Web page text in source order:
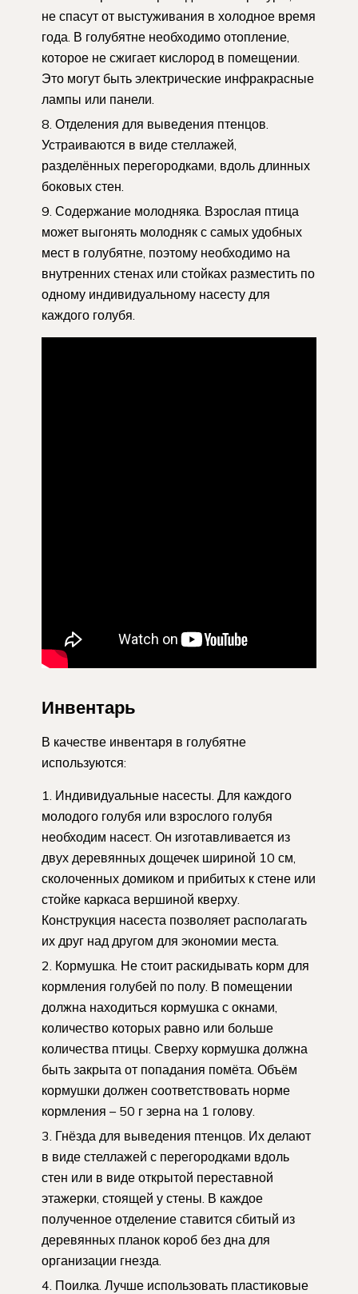
не спасут от выстуживания в холодное время
года. В голубятне необходимо отопление,
которое не сжигает кислород в помещении.
Это могут быть электрические инфракрасные
лампы или панели.
Отделения для выведения птенцов.
Устраиваются в виде стеллажей,
разделённых перегородками, вдоль длинных
боковых стен.
Содержание молодняка. Взрослая птица
может выгонять молодняк с самых удобных
мест в голубятне, поэтому необходимо на
внутренних стенах или стойках разместить по
одному индивидуальному насесту для
каждого голубя.
Инвентарь
В качестве инвентаря в голубятне
используются:
Индивидуальные насесты. Для каждого
молодого голубя или взрослого голубя
необходим насест. Он изготавливается из
двух деревянных дощечек шириной 10 см,
сколоченных домиком и прибитых к стене или
стойке каркаса вершиной кверху.
Конструкция насеста позволяет располагать
их друг над другом для экономии места.
Кормушка. Не стоит раскидывать корм для
кормления голубей по полу. В помещении
должна находиться кормушка с окнами,
количество которых равно или больше
количества птицы. Сверху кормушка должна
быть закрыта от попадания помёта. Объём
кормушки должен соответствовать норме
кормления – 50 г зерна на 1 голову.
Гнёзда для выведения птенцов. Их делают
в виде стеллажей с перегородками вдоль
стен или в виде открытой переставной
этажерки, стоящей у стены. В каждое
полученное отделение ставится сбитый из
деревянных планок короб без дна для
организации гнезда.
Поилка. Лучше использовать пластиковые